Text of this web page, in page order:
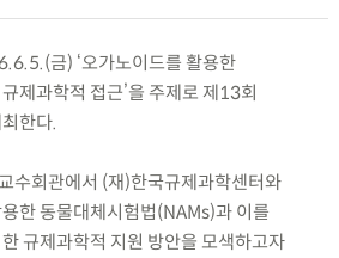
금) ‘오가노이드를 활용한
제과학적 접근’을 주제로 제13회
한다.
수회관에서 (재)한국규제과학센터와
한 동물대체시험법(NAMs)과 이를
규제과학적 지원 방안을 모색하고자